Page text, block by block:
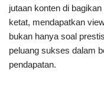
jutaan konten di
ketat, mendapatkan
bukan hanya soal
peluang sukses dalam
pendapatan.